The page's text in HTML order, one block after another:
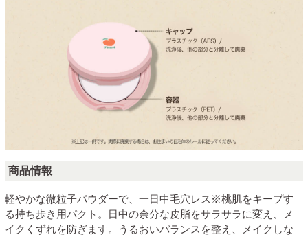
商品情報
軽やかな微粒子パウダーで、一日中毛穴レス※桃肌をキープす
る持ち歩き用パクト。日中の余分な皮脂をサラサラに変え、メ
イクくずれを防ぎます。うるおいバランスを整え、メイクしな